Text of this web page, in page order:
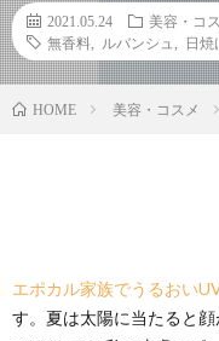
2021.05.24
美容・コ
無香料
ルバンシュ 日焼
HOME 美容・コスメ
エポカル家族でうるおい
す。夏は太陽に当たると